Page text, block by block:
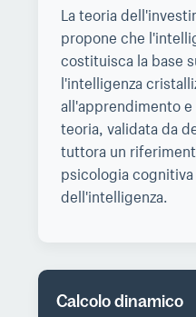
La teoria
propone che
costituisca la base
l'intelligenza
all'apprendimento
teoria, validata da
tuttora un
psicologia
dell'intelligenza.
Calcolo dinamico